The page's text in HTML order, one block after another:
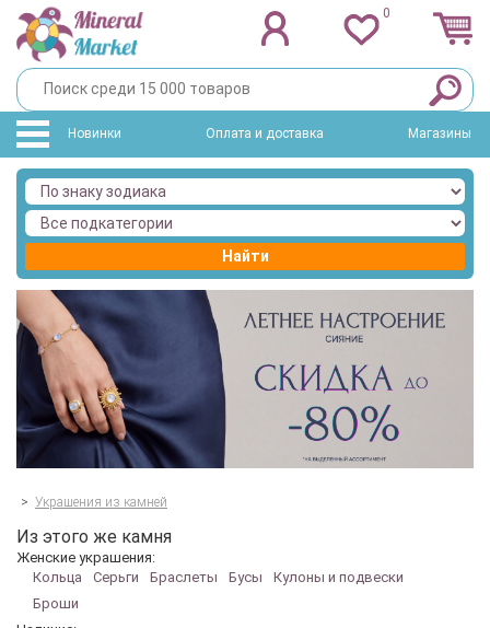
0
Новинки Оплата и доставка Магазины
Найти
> Украшения из камней
Из этого же камня
Женские украшения:
Кольца
Серьги Браслеты Бусы
Кулоны и подвески
Броши